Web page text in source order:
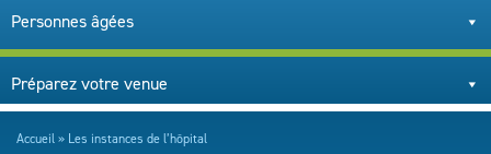
Personnes âgées
Préparez votre venue
Accueil» Les instances de l’hôpital